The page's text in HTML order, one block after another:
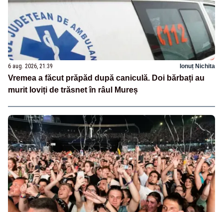
6 aug. 2026, 21:39 Ionuț Nichita
Vremea a făcut prăpăd după caniculă. Doi bărbați au
murit loviți de trăsnet în râul Mureș